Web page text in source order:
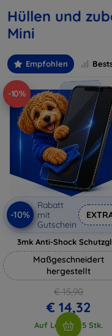
Hüllen und
Mini
Empfohlen
-10%
-10%
Rabatt
mit
Gutschein
3mk Anti-Shock
Maßgeschneidert
hergestellt
€ 15,90
€ 14,32
Auf Lager > 5 Stk.